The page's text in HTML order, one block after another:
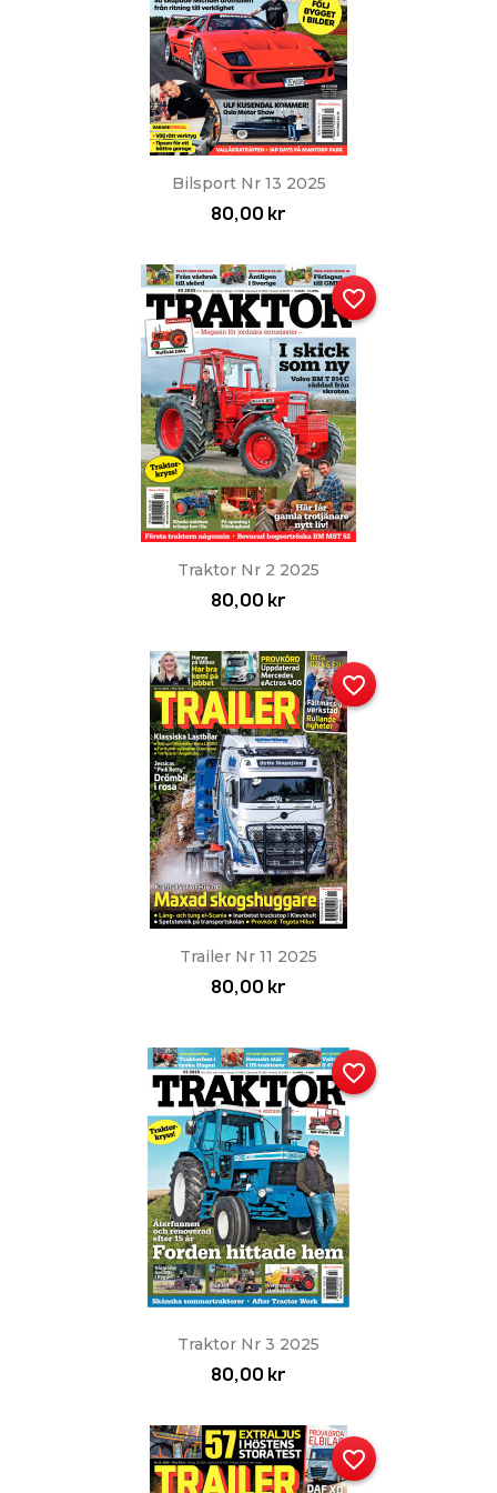
Bilsport Nr 13 2025
80,00 kr
Traktor Nr 2 2025
80,00 kr
favorite_border
Trailer Nr 11 2025
80,00 kr
favorite_border
Traktor Nr 3 2025
80,00 kr
favorite_border
favorite_border